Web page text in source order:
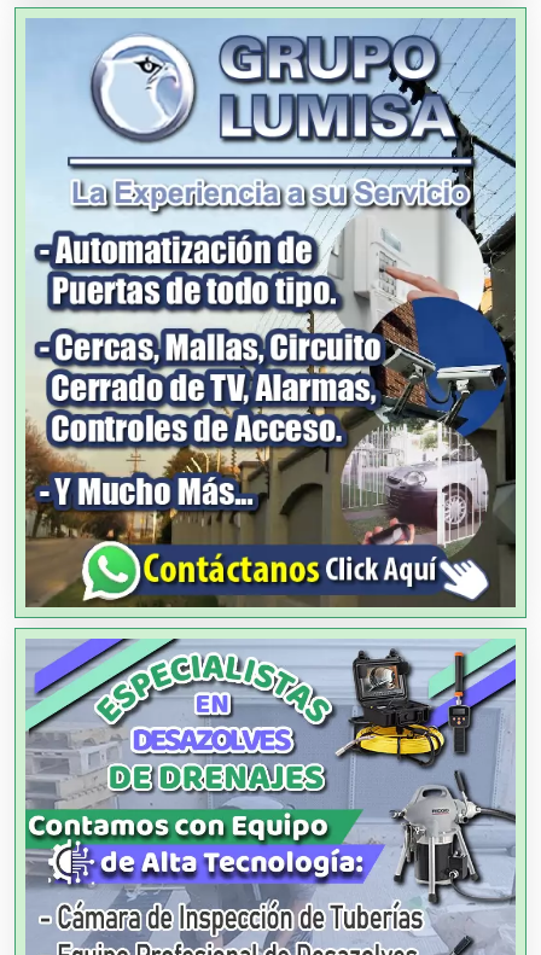
Agencias de Publicidad
Agencias de Viajes
Agricultores
Agricultura y Ganadería
Agua Purificada
Aire Acondicionado
Alarmas
Albercas
Alimentos
Almacenaje